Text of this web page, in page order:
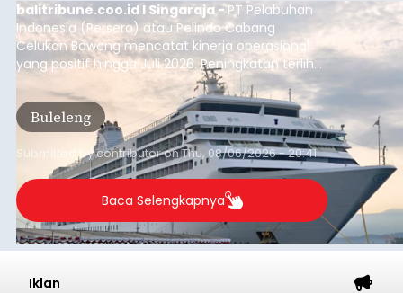
balitribune.coo.id I Singaraja -PT Pelabuhan
Indonesia (Persero) atau Pelindo Cabang
Celukan Bawang mencatat kinerja operasional
yang positif hingga Juli 2026. Peningkatan terlihat
dari arus kapal yang mencapai 1,48 juta Gross
Tonnage (GT), atau tumbuh 12,4 persen
dibandingkan periode yang sama tahun lalu
yang tercatat sebesar 1,32 juta GT.
Buleleng
Submitted bycontributoronThu, 08/06/2026 - 20:41
Baca Selengkapnya
Iklan